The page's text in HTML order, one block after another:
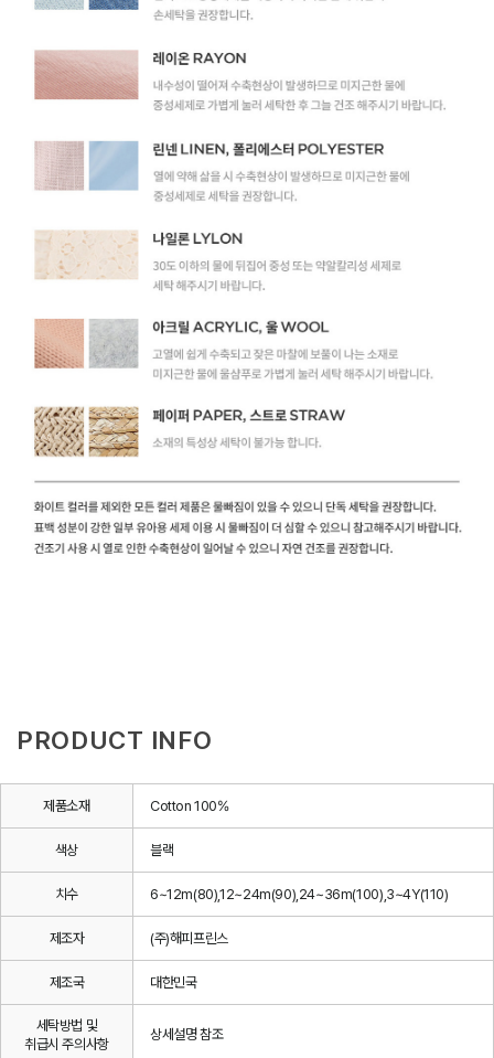
PRODUCT INFO
제품소재 Cotton 100%
색상 블랙
치수 6~12m(80),12~24m(90),24~36m(100),3~4Y(110)
제조자 (주)해피프린스
제조국 대한민국
세탁방법 및
취급시 주의사항
상세설명 참조